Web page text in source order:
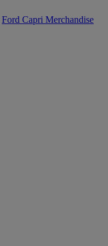
Ford Capri Merchandise